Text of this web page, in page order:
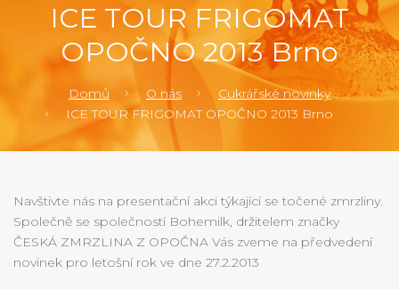
ICE TOUR FRIGOMAT
OPOČNO 2013 Brno
Domů O nás
Cukrářské novinky
ICE TOUR FRIGOMAT OPOČNO 2013 Brno
Navštivte nás na presentační akci týkající se točené zmrzliny.
Společně se společností Bohemilk, držitelem značky
ČESKÁ ZMRZLINA Z OPOČNA Vás zveme na předvedení
novinek pro letošní rok ve dne 27.2.2013